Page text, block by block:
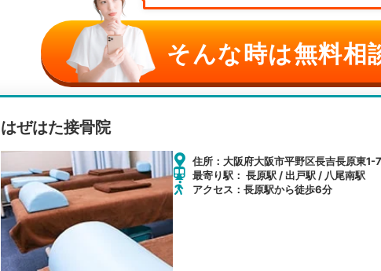
そんな時は無料相
はぜはた接骨院
住所：大阪府大阪市平野区長吉長原東
最寄り駅： 長原駅 / 出戸駅 / 八尾南駅
アクセス：長原駅から徒歩6分